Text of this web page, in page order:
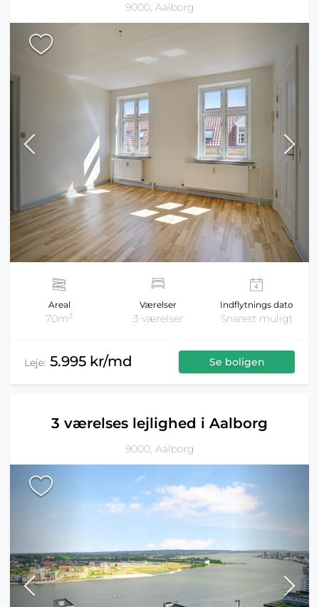
9000, Aalborg
Areal
70m2
Værelser
3 værelser
Indflytnings dato
Snarest muligt
Leje: 5.995 kr/md Se boligen
3 værelses lejlighed i Aalborg
9000, Aalborg